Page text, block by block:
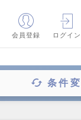
会員登録 ログイン
条件